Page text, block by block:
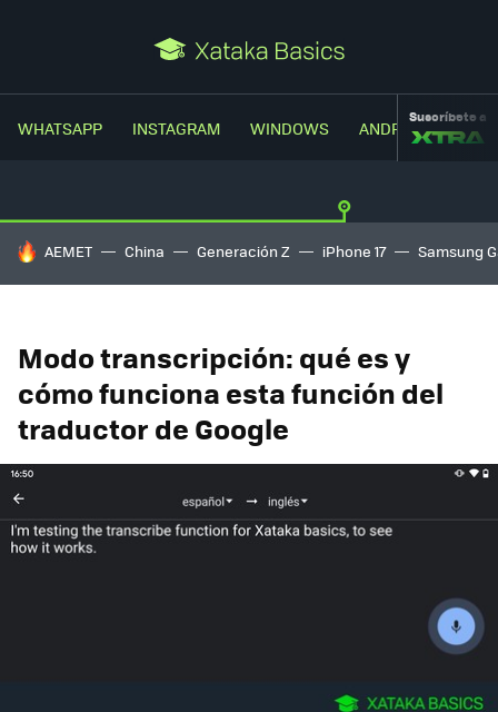
WHATSAPP INSTAGRAM WINDOWS ANDROIDSuscríbete a
HOY SE HABLA DE
AEMET China Generación Z iPhone 17 Samsung
Modo transcripción: qué es y
cómo funciona esta función del
traductor de Google